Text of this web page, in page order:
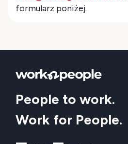
formularz poniżej.
People to work.
Work for People.